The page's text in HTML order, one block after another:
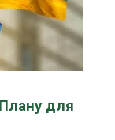
для